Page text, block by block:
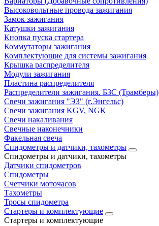
Высоковольтные провода зажигания
Замок зажигания
Катушки зажигания
Кнопка пуска стартера
Коммутаторы зажигания
Комплектующие для системы зажигания
Крышка распределителя
Модули зажигания
Пластина распределителя
Распределители зажигания. БЗС (Трамберы)
Свечи зажигания "ЭЗ" (г.Энгельс)
Свечи зажигания KGV, NGK
Свечи накаливания
Свечные наконечники
Факельная свеча
Спидометры и датчики, тахометры
Спидометры и датчики, тахометры
Датчики спидометров
Спидометры
Счетчики моточасов
Тахометры
Тросы спидометра
Стартеры и комплектующие
Стартеры и комплектующие